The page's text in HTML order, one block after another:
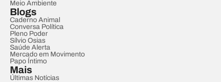
Meio Ambiente
Blogs
Caderno Animal
Conversa Política
Pleno Poder
Sílvio Osias
Saúde Alerta
Mercado em Movimento
Papo Íntimo
Mais
Últimas Notícias